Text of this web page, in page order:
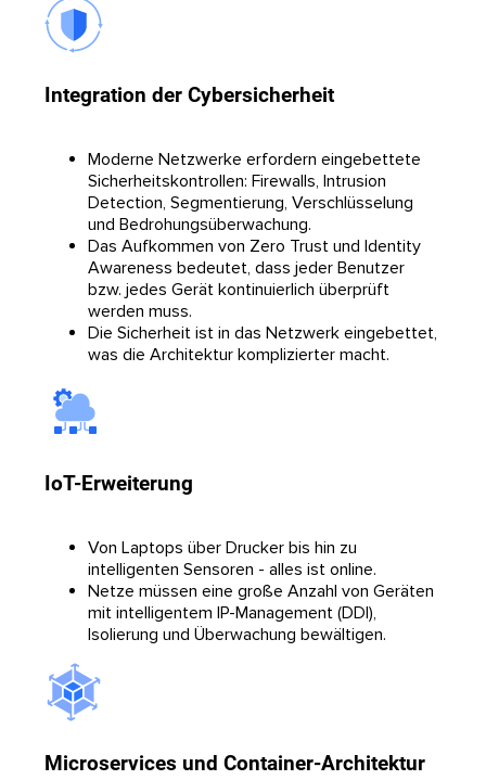
Integration der Cybersicherheit
Moderne Netzwerke erfordern eingebettete
Sicherheitskontrollen: Firewalls, Intrusion
Detection, Segmentierung, Verschlüsselung
und Bedrohungsüberwachung.
Das Aufkommen von Zero Trust und Identity
Awareness bedeutet, dass jeder Benutzer
bzw. jedes Gerät kontinuierlich überprüft
werden muss.
Die Sicherheit ist in das Netzwerk eingebettet,
was die Architektur komplizierter macht.
IoT-Erweiterung
Von Laptops über Drucker bis hin zu
intelligenten Sensoren - alles ist online.
Netze müssen eine große Anzahl von Geräten
mit intelligentem IP-Management (DDI),
Isolierung und Überwachung bewältigen.
Microservices und Container-Architektur